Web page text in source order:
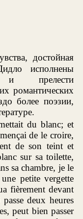
достойная
исполнены
и прелести
романтических
более поэзии,
du blanc; et
de le croire,
de son teint et
sur sa toilette,
sa chambre, je le
petite vergette
fièrement devant
deux heures
peut bien passer